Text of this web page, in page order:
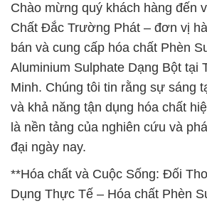
Chào mừng quý khách hàng đến
Chất Đắc Trường Phát – đơn vị
bán và cung cấp hóa chất Phèn
Aluminium Sulphate Dạng Bột tại
Minh. Chúng tôi tin rằng sự sáng
và khả năng tận dụng hóa chất
là nền tảng của nghiên cứu và
đại ngày nay.
**Hóa chất và Cuộc Sống: Đối
Dụng Thực Tế – Hóa chất Phèn